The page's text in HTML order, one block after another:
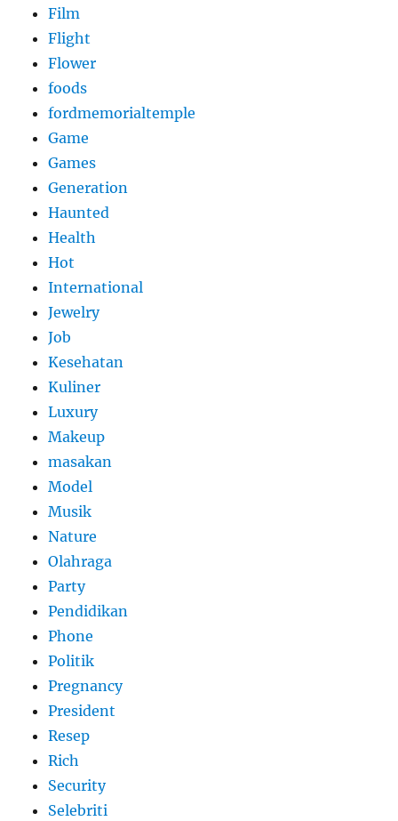
Film
Flight
Flower
foods
fordmemorialtemple
Game
Games
Generation
Haunted
Health
Hot
International
Jewelry
Job
Kesehatan
Kuliner
Luxury
Makeup
masakan
Model
Musik
Nature
Olahraga
Party
Pendidikan
Phone
Politik
Pregnancy
President
Resep
Rich
Security
Selebriti